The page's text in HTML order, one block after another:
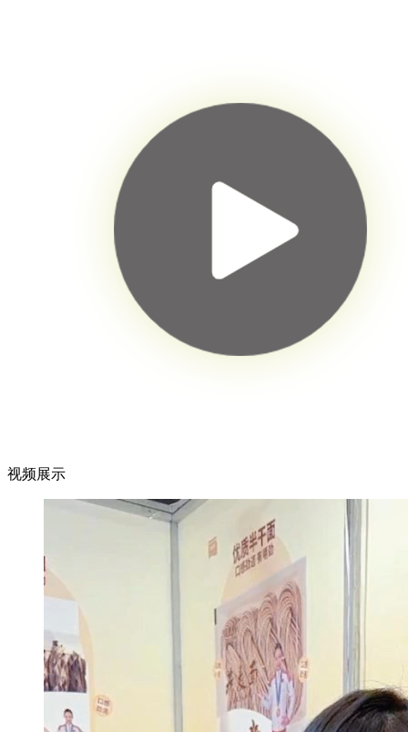
北京平谷 李女士 14:07 留
言咨询公司
抖音用户7371 14:02 留言咨
询公司
抖音用户7356 12:54 留言咨
抖音用户3120 09:12 留言咨
询公司
抖音用户0559 16:35 留言咨
询公司
辽宁沈阳市 阿飞 11:32 留
言咨询公司
江西南昌市 黄辉明 09:05
视频展示